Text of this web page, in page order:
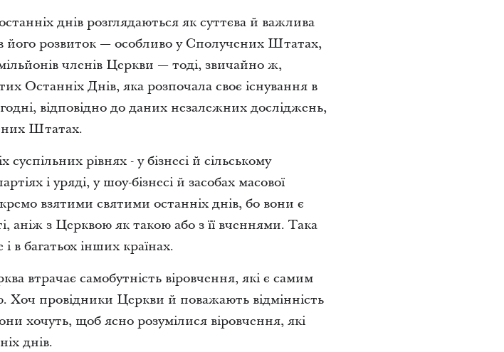
днів розглядаються як суттєва й важлива
його розвиток — особливо у Сполучених Штатах,
членів Церкви — тоді, звичайно ж,
Останніх Днів, яка розпочала своє існування в
відповідно до даних незалежних досліджень,
Штатах.
рівнях - у бізнесі й сільському
і уряді, у шоу-бізнесі й засобах масової
взятими святими останніх днів, бо вони є
аніж з Церквою як такою або з її вченнями. Така
багатьох інших країнах.
втрачає самобутність віровчення, які є самим
Хоч провідники Церкви й поважають відмінність
хочуть, щоб ясно розумілися віровчення, які
днів.